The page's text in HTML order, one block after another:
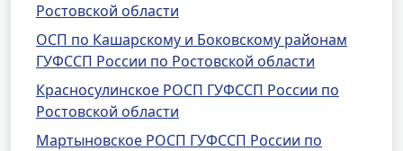
Ростовской области
ОСП по Кашарскому и Боковскому районам
ГУФССП России по Ростовской области
Красносулинское РОСП ГУФССП России по
Ростовской области
Мартыновское РОСП ГУФССП России по